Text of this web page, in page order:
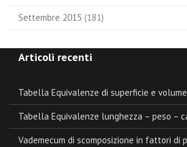
Settembre 2015 (181)
Articoli recenti
Tabella Equivalenze di superficie e volume
Tabella Equivalenze lunghezza – peso –
Vademecum di scomposizione in fattori di